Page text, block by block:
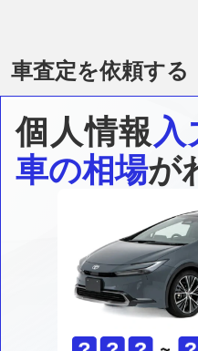
車査定を依頼する
個人情報入
車の相場が